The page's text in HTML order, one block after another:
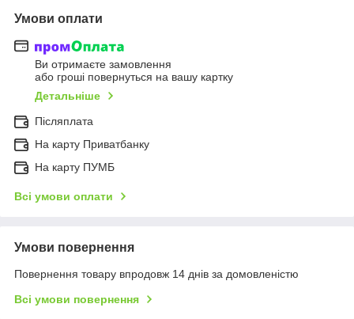
Умови оплати
Ви отримаєте замовлення
або гроші повернуться на вашу картку
Детальніше
Післяплата
На карту Приватбанку
На карту ПУМБ
Всі умови оплати
Умови повернення
Повернення товару впродовж 14 днів за домовленістю
Всі умови повернення